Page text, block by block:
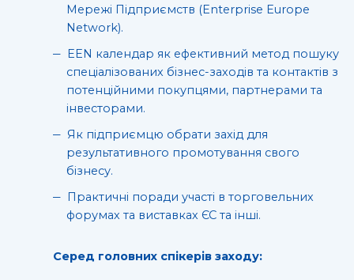
Мережі Підприємств (Enterprise Europe
Network).
EEN календар як ефективний метод пошуку
спеціалізованих бізнес-заходів та контактів з
потенційними покупцями, партнерами та
інвесторами.
Як підприємцю обрати захід для
результативного промотування свого
бізнесу.
Практичні поради участі в торговельних
форумах та виставках ЄС та інші.
Серед головних спікерів заходу: